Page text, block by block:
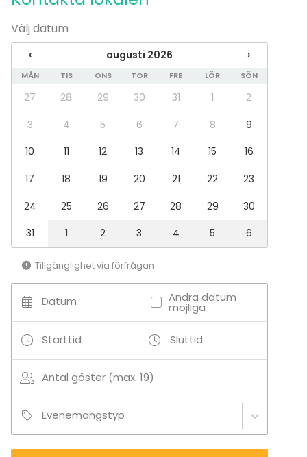
Upplevelse / aktivitet
Aktiviteter
Paintball / laserspel
Välj datum
‹ augusti 2026 ›
MÅN TIS ONS TOR FRE LÖR SÖN
27 28 29 30 31 1
2
3
4 5 6 7 8
9
10
11 12 13 14 15
16
17
18 19 20 21 22
23
24
25 26 27 28 29
30
31
1 2 3 4 5 6
Tillgänglighet via förfrågan
Datum Andra datum
möjliga
Starttid Sluttid
Antal gäster (max. 19)
Evenemangstyp